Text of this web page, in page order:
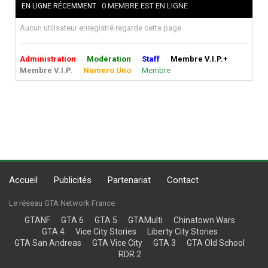
EN LIGNE RÉCEMMENT 0 MEMBRE EST EN LIGNE
Aucun utilisateur enregistré regarde cette page.
Administration Modération Staff
Membre V.I.P.+
Membre V.I.P.
Numero Uno Membre
Accueil Publicités Partenariat Contact
Le réseau GTA Network France
GTANF GTA 6 GTA 5 GTAMulti
Chinatown Wars
GTA 4
Vice City Stories
Liberty City Stories
GTA San Andreas
GTA Vice City GTA 3
GTA Old School
RDR 2